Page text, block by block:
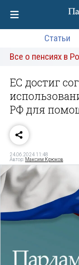
Статьи
Все о пенсиях в
ЕС достиг
РФ для
24.06.2024 11:48
Автор: Максим Крюков